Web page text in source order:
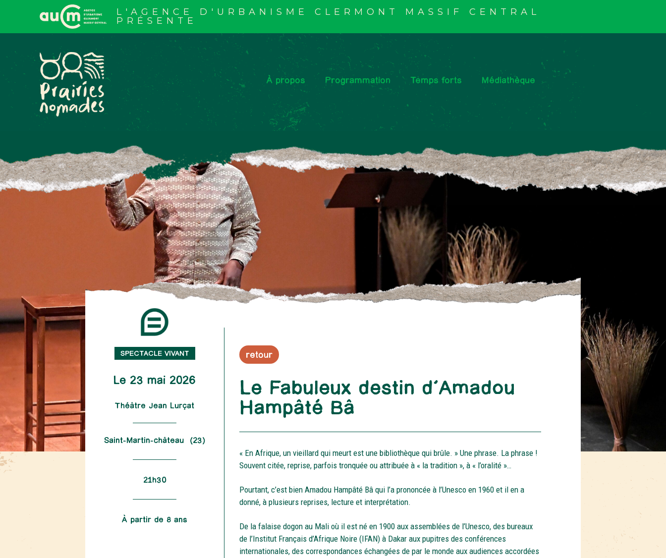
L'AGENCE D'URBANISME CLERMONT MASSIF CENTRAL
PRÉSENTE
À propos Programmation Temps forts Médiathèque
SPECTACLE VIVANT
Le 23 mai 2026
Théâtre Jean Lurçat
Saint-Martin-château (23)
21h30
À partir de 8 ans
retour
Le Fabuleux destin d’Amadou
Hampâté Bâ
« En Afrique, un vieillard qui meurt est une bibliothèque qui brûle. » Une phrase. La phrase !
Souvent citée, reprise, parfois tronquée ou attribuée à « la tradition », à « l’oralité »…
Pourtant, c’est bien Amadou Hampâté Bâ qui l’a prononcée à l’Unesco en 1960 et il en a
donné, à plusieurs reprises, lecture et interprétation.
De la falaise dogon au Mali où il est né en 1900 aux assemblées de l’Unesco, des bureaux
de l’Institut Français d’Afrique Noire (IFAN) à Dakar aux pupitres des conférences
internationales, des correspondances échangées de par le monde aux audiences accordées